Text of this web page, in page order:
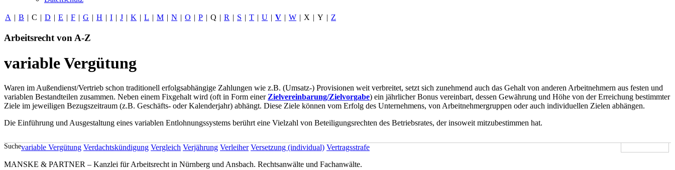
A | B | C | D | E | F | G | H | I | J | K | L | M | N | O | P | Q | R | S | T | U | V | W | X | Y | Z
Arbeitsrecht von A-Z
variable Vergütung
Waren im Außendienst/Vertrieb schon traditionell erfolgsabhängige Zahlungen wie z.B. (Umsatz-) Provisionen weit verbreitet, setzt sich zunehmend auch das Gehalt von anderen Arbeitnehmern aus festen und
variablen Bestandteilen zusammen. Neben einem Fixgehalt wird (oft in Form einer Zielvereinbarung/Zielvorgabe) ein jährlicher Bonus vereinbart, dessen Gewährung und Höhe von der Erreichung bestimmter
Ziele im jeweiligen Bezugszeitraum (z.B. Geschäfts- oder Kalenderjahr) abhängt. Diese Ziele können vom Erfolg des Unternehmens, von Arbeitnehmergruppen oder auch individuellen Zielen abhängen.
Die Einführung und Ausgestaltung eines variablen Entlohnungssystems berührt eine Vielzahl von Beteiligungsrechten des Betriebsrates, der insoweit mitzubestimmen hat.
Suchevariable Vergütung Verdachtskündigung Vergleich Verjährung Verleiher Versetzung (individual) Vertragsstrafe
MANSKE & PARTNER – Kanzlei für Arbeitsrecht in Nürnberg und Ansbach. Rechtsanwälte und Fachanwälte.